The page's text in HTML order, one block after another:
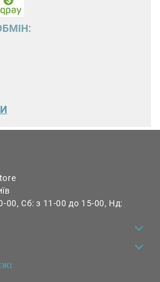
00, Сб: з 11-00 до 15-00, Нд: